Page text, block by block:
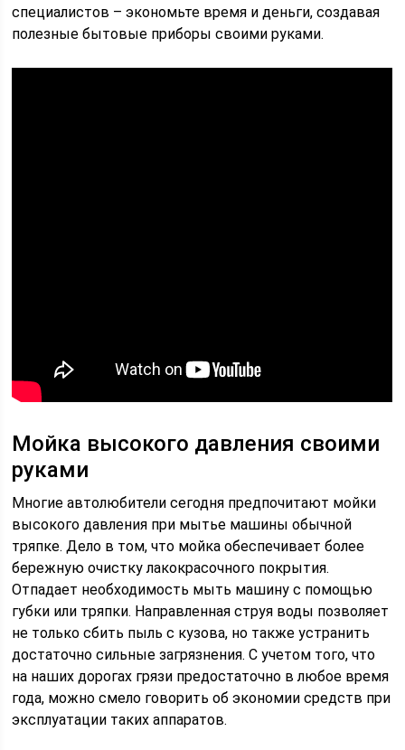
специалистов – экономьте время и деньги, создавая
полезные бытовые приборы своими руками.
Мойка высокого давления своими
руками
Многие автолюбители сегодня предпочитают мойки
высокого давления при мытье машины обычной
тряпке. Дело в том, что мойка обеспечивает более
бережную очистку лакокрасочного покрытия.
Отпадает необходимость мыть машину с помощью
губки или тряпки. Направленная струя воды позволяет
не только сбить пыль с кузова, но также устранить
достаточно сильные загрязнения. С учетом того, что
на наших дорогах грязи предостаточно в любое время
года, можно смело говорить об экономии средств при
эксплуатации таких аппаратов.